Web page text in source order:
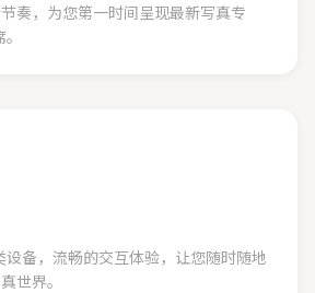
奏，为您第一时间呈现最新写真专
设备，流畅的交互体验，让您随时随地
世界。